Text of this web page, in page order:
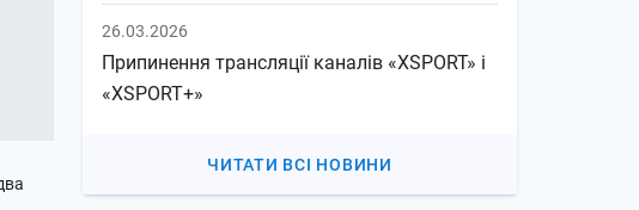
26.03.2026
Припинення трансляції каналів «XSPORT» і
«XSPORT+»
ЧИТАТИ ВСІ НОВИНИ